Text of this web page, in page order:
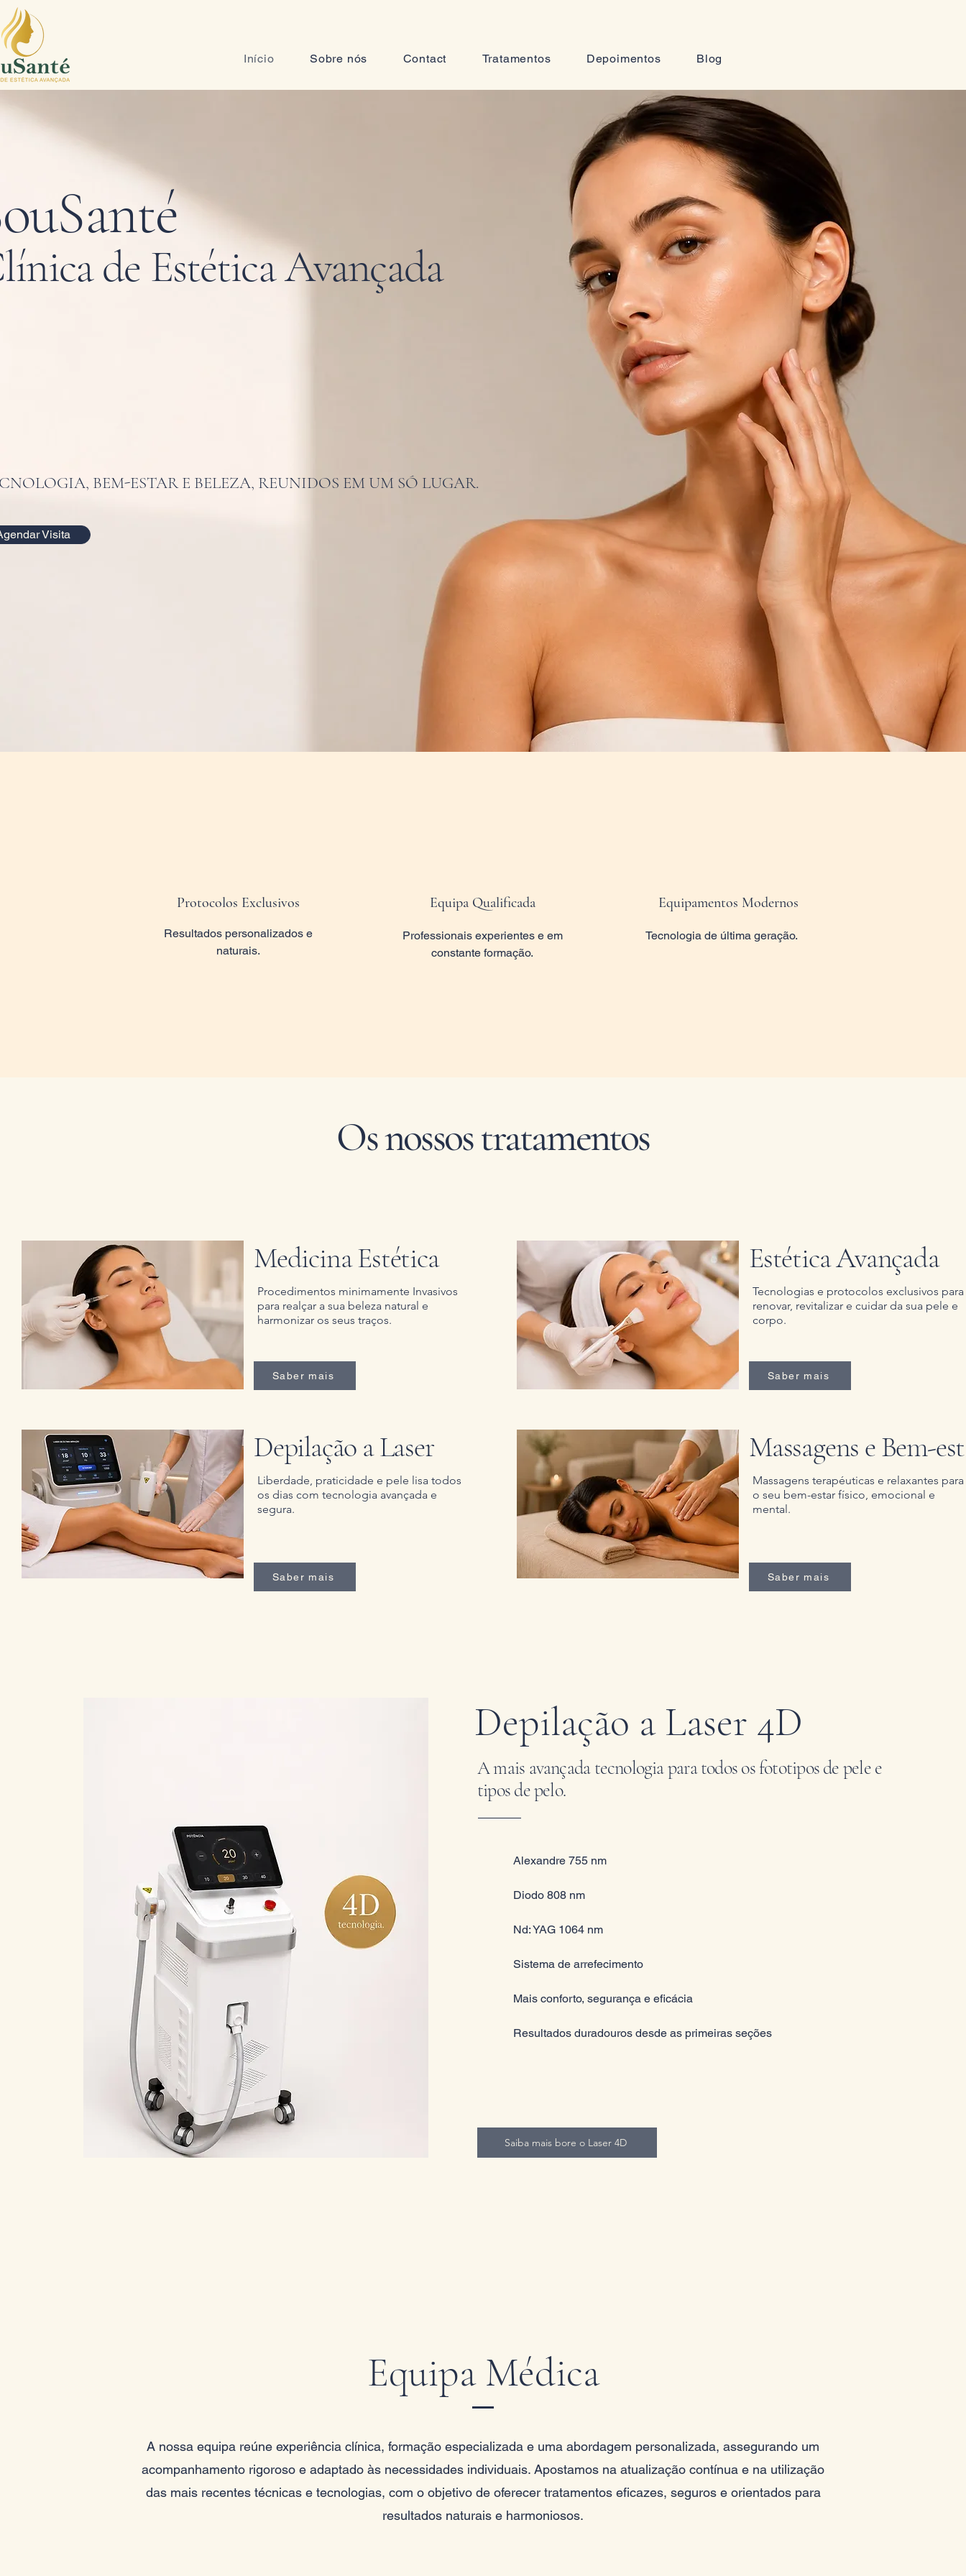
Início Sobre nós Contact Tratamentos Depoimentos Blog
de Estética Avançada
BEM-ESTAR E BELEZA, REUNIDOS EM UM SÓ LUGAR.
Visita
Protocolos Exclusivos
Resultados personalizados e
naturais.
Equipa Qualificada
Professionais experientes e em
constante formação.
Equipamentos Modernos
Tecnologia de última geração.
Os nossos tratamentos
Medicina Estética
Procedimentos minimamente Invasivos
para realçar a sua beleza natural e
harmonizar os seus traços.
Saber mais
Estética Avançada
Tecnologias e protocolos exclusivos para
renovar, revitalizar e cuidar da sua pele e
corpo.
Saber mais
Depilação a Laser
Liberdade, praticidade e pele lisa todos
os dias com tecnologia avançada e
segura.
Saber mais
Massagens e Bem-
Massagens terapéuticas e relaxantes para
o seu bem-estar físico, emocional e
mental.
Saber mais
Depilação a Laser 4D
A mais avançada tecnologia para todos os fototipos de pele e
tipos de pelo.
Alexandre 755 nm
Diodo 808 nm
Nd: YAG 1064 nm
Sistema de arrefecimento
Mais conforto, segurança e eficácia
Resultados duradouros desde as primeiras seções
Saiba mais bore o Laser 4D
Equipa Médica
A nossa equipa reúne experiência clínica, formação especializada e uma abordagem personalizada, assegurando um
acompanhamento rigoroso e adaptado às necessidades individuais. Apostamos na atualização contínua e na utilização
das mais recentes técnicas e tecnologias, com o objetivo de oferecer tratamentos eficazes, seguros e orientados para
resultados naturais e harmoniosos.